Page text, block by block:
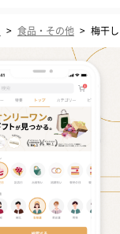
> 食品・その他 > 梅干し